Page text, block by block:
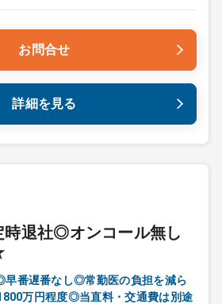
お問合せ
詳細を見る
時退社◎オンコール無し
番遅番なし◎常勤医の負担を減ら
万円程度◎当直料・交通費は別途